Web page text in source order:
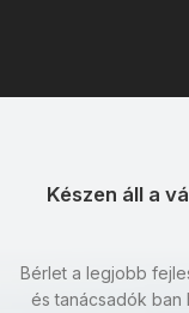
Készen áll a
Bérlet a legjobb
és tanácsadók ban